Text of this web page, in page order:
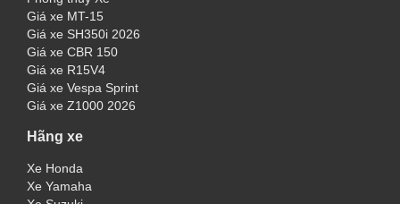
Giá xe MT-15
Giá xe SH350i 2026
Giá xe CBR 150
Giá xe R15V4
Giá xe Vespa Sprint
Giá xe Z1000 2026
Hãng xe
Xe Honda
Xe Yamaha